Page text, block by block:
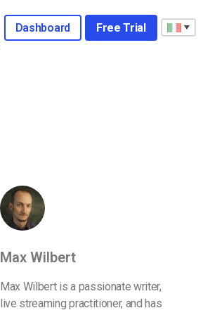
Dashboard Free Trial
Max Wilbert
Max Wilbert is a passionate writer,
live streaming practitioner, and has